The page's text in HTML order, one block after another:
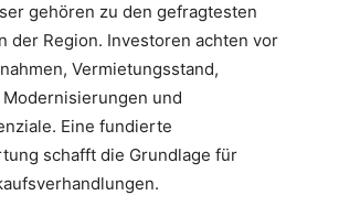
gehören zu den gefragtesten
der Region. Investoren achten vor
Vermietungsstand,
und
Eine fundierte
schafft die Grundlage für